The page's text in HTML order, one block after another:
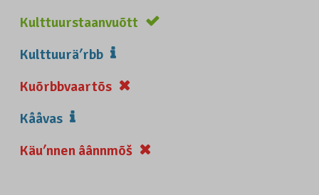
Kulttuurstaanvuõtt
Kulttuuräʹrbb
Kuõrbbvaartõs
Kååvas
Käuʹnnen âânnmõš